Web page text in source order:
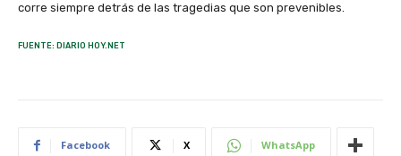
corre siempre detrás de las tragedias que son prevenibles.
FUENTE: DIARIO HOY.NET
Facebook X WhatsApp